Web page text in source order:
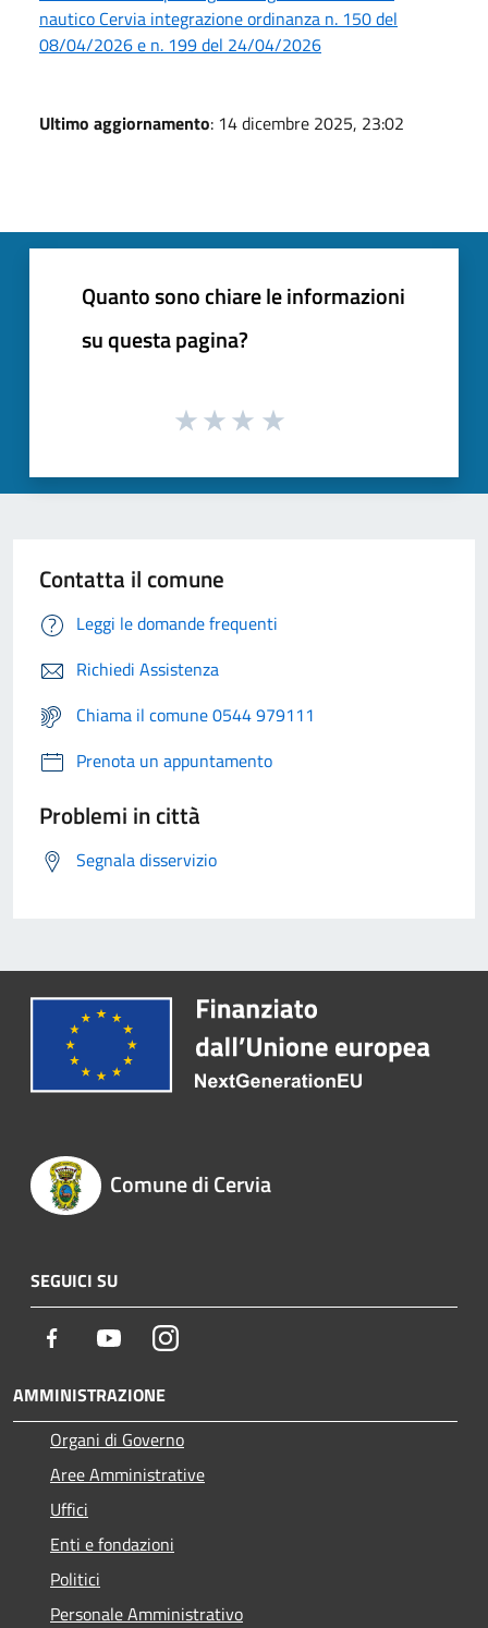
nautico Cervia integrazione ordinanza n. 150 del
08/04/2026 e n. 199 del 24/04/2026
Ultimo aggiornamento: 14 dicembre 2025, 23:02
Quanto sono chiare le informazioni
su questa pagina?
Contatta il comune
Leggi le domande frequenti
Richiedi Assistenza
Chiama il comune 0544 979111
Prenota un appuntamento
Problemi in città
Segnala disservizio
Comune di Cervia
SEGUICI SU
Facebook YoutubeInstagram
AMMINISTRAZIONE
Organi di Governo
Aree Amministrative
Uffici
Enti e fondazioni
Politici
Personale Amministrativo